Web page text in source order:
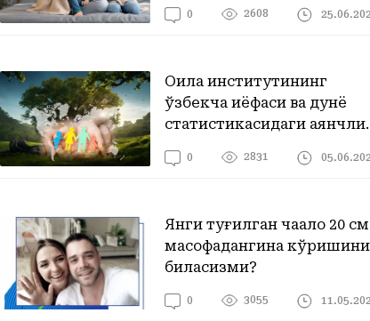
0 2608
Оила институтининг
ўзбекча қиёфаси ва дунё
статистикасидаги аянчли
0 2831
Янги туғилган чақалоқ 20 см
масофадангина кўришини
биласизми?
0 3055